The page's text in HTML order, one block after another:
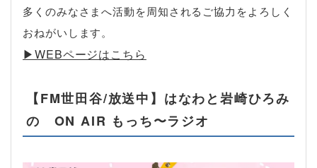
多くのみなさまへ活動を周知されるご協力をよろしく
おねがいします。
▶︎WEBページはこちら
【FM世田谷/放送中】はなわと岩崎ひろみ
の ON AIR もっち〜ラジオ